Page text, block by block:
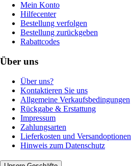
Mein Konto
Hilfecenter
Bestellung verfolgen
Bestellung zurückgeben
Rabattcodes
Über uns
Über uns?
Kontaktieren Sie uns
Allgemeine Verkaufsbedingungen
Rückgabe & Erstattung
Impressum
Zahlungsarten
Lieferkosten und Versandoptionen
Hinweis zum Datenschutz